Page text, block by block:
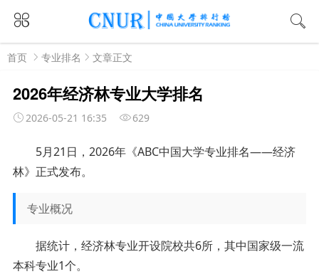
首页 专业排名 文章正文
2026年经济林专业大学排名
2026-05-21 16:35 629
5月21日，2026年《ABC中国大学专业排名——经济
林》正式发布。
专业概况
据统计，经济林专业开设院校共6所，其中国家级一流
本科专业1个。